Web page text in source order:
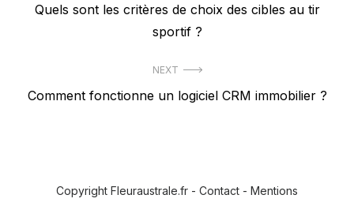
de
Previous
Quels sont les critères de choix des cibles au tir
sportif ?
NEXT
Next
Comment fonctionne un logiciel CRM immobilier ?
Copyright Fleuraustrale.fr - Contact - Mentions